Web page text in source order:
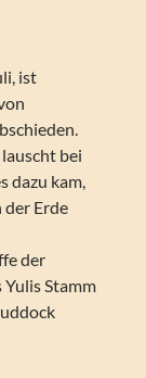
ist
bei
dazu kam,
der Erde
der
Stamm